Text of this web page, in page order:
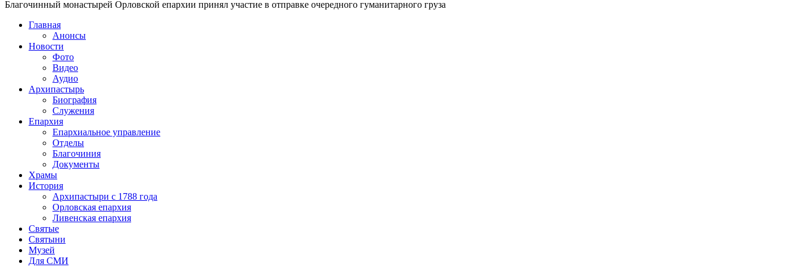
Благочинный монастырей Орловской епархии принял участие в отправке очередного гуманитарного груза
Главная
Анонсы
Новости
Фото
Видео
Аудио
Архипастырь
Биография
Служения
Епархия
Епархиальное управление
Отделы
Благочиния
Документы
Храмы
История
Архипастыри с 1788 года
Орловская епархия
Ливенская епархия
Святые
Святыни
Музей
Для СМИ